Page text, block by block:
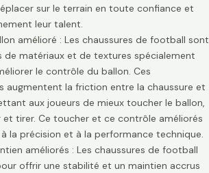
sur le terrain en toute confiance et
leur talent.
amélioré : Les chaussures de football sont
de matériaux et de textures spécialement
le contrôle du ballon. Ces
augmentent la friction entre la chaussure et
aux joueurs de mieux toucher le ballon,
et tirer. Ce toucher et ce contrôle améliorés
la précision et à la performance technique.
améliorés : Les chaussures de football
offrir une stabilité et un maintien accrus